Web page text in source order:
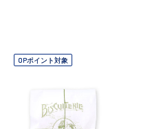
OPポイント対象